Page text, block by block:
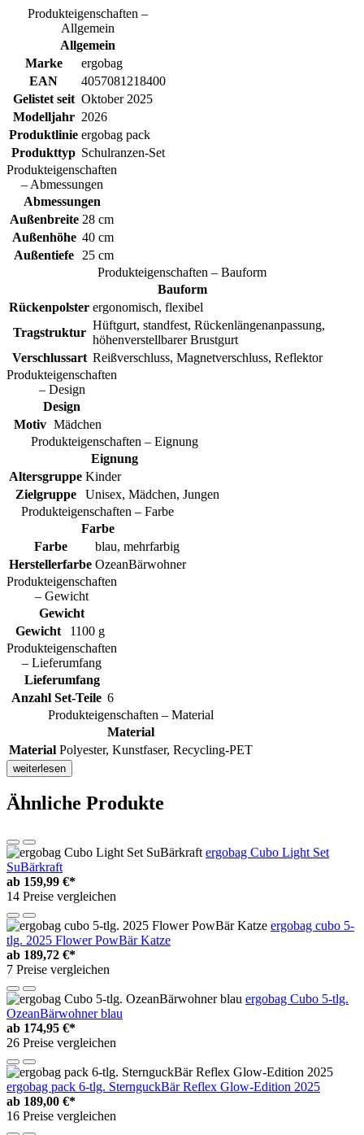
Produkteigenschaften –
Allgemein
Allgemein
Marke
ergobag
EAN
4057081218400
Gelistet seit Oktober 2025
Modelljahr 2026
Produktlinie ergobag pack
Produkttyp Schulranzen-Set
Produkteigenschaften
– Abmessungen
Abmessungen
Außenbreite 28 cm
Außenhöhe 40 cm
Außentiefe
25 cm
Produkteigenschaften – Bauform
Bauform
Rückenpolster ergonomisch, flexibel
Tragstruktur
Hüftgurt, standfest, Rückenlängenanpassung,
höhenverstellbarer Brustgurt
Verschlussart Reißverschluss, Magnetverschluss, Reflektor
Produkteigenschaften
– Design
Design
Motiv Mädchen
Produkteigenschaften – Eignung
Eignung
Altersgruppe Kinder
Zielgruppe
Unisex, Mädchen, Jungen
Produkteigenschaften – Farbe
Farbe
Farbe
blau, mehrfarbig
Herstellerfarbe OzeanBärwohner
Produkteigenschaften
– Gewicht
Gewicht
Gewicht
1100 g
Produkteigenschaften
– Lieferumfang
Lieferumfang
Anzahl Set-Teile 6
Produkteigenschaften – Material
Material
Material Polyester, Kunstfaser, Recycling-PET
weiterlesen
Ähnliche Produkte
ergobag Cubo Light Set
SuBärkraft
ab 159,99 €*
14 Preise vergleichen
ergobag cubo 5-
tlg. 2025 Flower PowBär Katze
ab 189,72 €*
7 Preise vergleichen
ergobag Cubo 5-tlg.
OzeanBärwohner blau
ab 174,95 €*
26 Preise vergleichen
ergobag pack 6-tlg. SternguckBär Reflex Glow-Edition 2025
ab 189,00 €*
16 Preise vergleichen